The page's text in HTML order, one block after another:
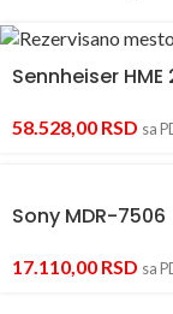
Sennheiser HME
58.528,00 RSD sa
Sony MDR-7506
17.110,00 RSD sa